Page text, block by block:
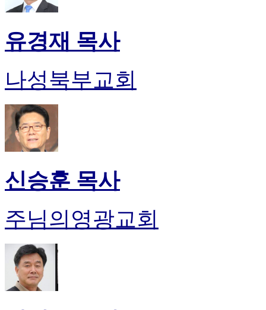
유경재 목사
나성북부교회
신승훈 목사
주님의영광교회